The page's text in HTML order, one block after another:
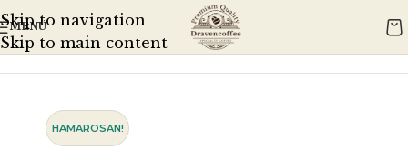
Skip to navigation
Skip to main content
MENÜ
Kezdőlap MVSM
HAMAROSAN!